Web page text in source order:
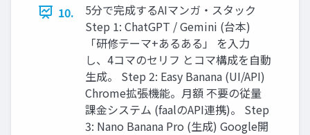
10.
5分で完成するAIマンガ・スタック
Step 1: ChatGPT / Gemini (台本)
「研修テーマ+あるある」 を入力
し、4コマのセリフ とコマ構成を自動
生成。 Step 2: Easy Banana (UI/API)
Chrome拡張機能。月額 不要の従量
課金システム (faalのAPI連携)。 Step
3: Nano Banana Pro (生成) Google開